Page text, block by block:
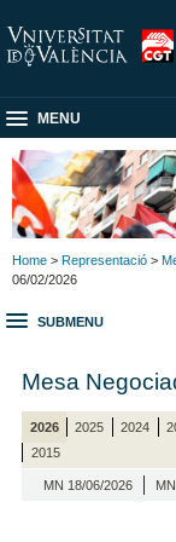
MENU
Home > Representació >
06/02/2026
SUBMENU
Mesa
2026 2025 2024
2015
MN 18/06/2026